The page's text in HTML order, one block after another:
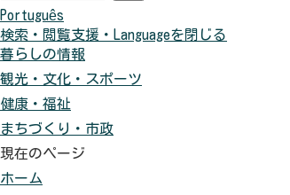
色
に
す
る
青
色
に
す
る
を
元
に
戻
す
Português
検索・閲覧支援・
Languageを閉じる
暮らしの情報
観光・文化・スポーツ
健康・福祉
まちづくり・市政
現在のページ
ホーム